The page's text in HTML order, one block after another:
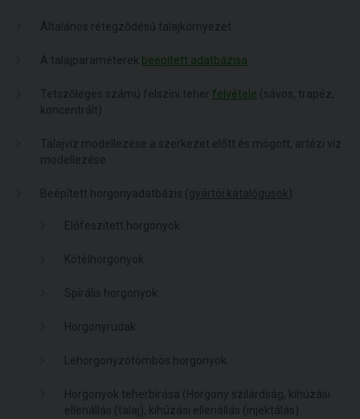
Általános rétegződésű talajkörnyezet
A talajparaméterek beépített adatbázisa
Tetszőleges számú felszíni teher felvétele (sávos, trapéz,
koncentrált)
Talajvíz modellezése a szerkezet előtt és mögött, artézi víz
modellezése
Beépített horgonyadatbázis ( gyártói katalógusok ):
Előfeszített horgonyok
Kötélhorgonyok
Spirális horgonyok
Horgonyrudak
Lehorgonyzótömbös horgonyok
Horgonyok teherbírása (Horgony szilárdság, kihúzási
ellenállás (talaj), kihúzási ellenállás (injektálás)